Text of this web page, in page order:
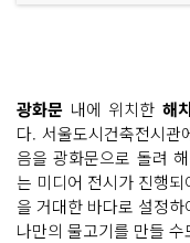
광화문 내에 위치한 해
다. 서울도시건축전시
음을 광화문으로 돌려
는 미디어 전시가 진행
을 거대한 바다로 설정
나만의 물고기를 만들